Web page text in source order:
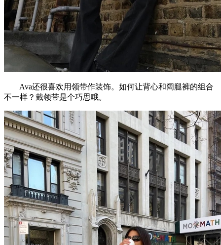
Ava还很喜欢用领带作装饰。如何让背心和阔腿裤的组合
不一样？戴领带是个巧思哦。